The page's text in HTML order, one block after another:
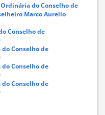
do Conselho de
Marco Aurelio
Conselho de
Conselho de
Conselho de
Conselho de